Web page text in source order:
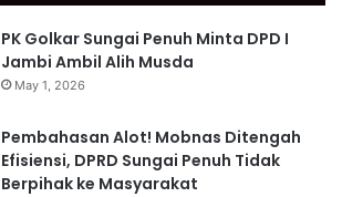
PK Golkar Sungai Penuh Minta DPD I
Jambi Ambil Alih Musda
May 1, 2026
Pembahasan Alot! Mobnas Ditengah
Efisiensi, DPRD Sungai Penuh Tidak
Berpihak ke Masyarakat